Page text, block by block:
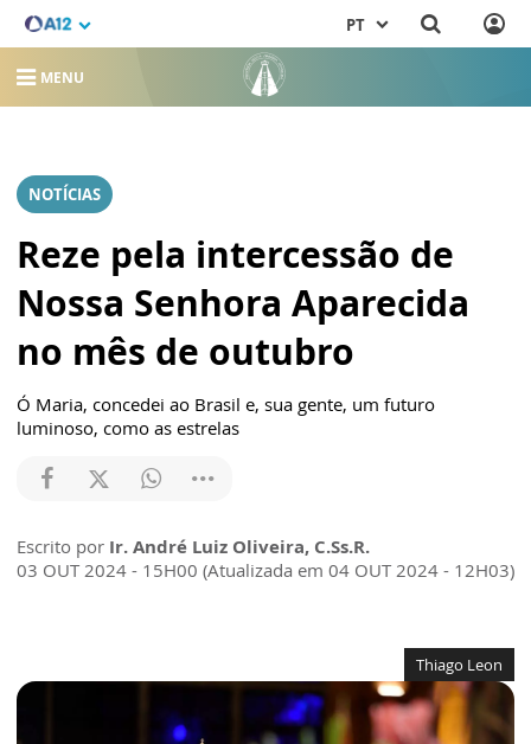
PT
MENU
NOTÍCIAS
Reze pela intercessão de
Nossa Senhora Aparecida
no mês de outubro
Ó Maria, concedei ao Brasil e, sua gente, um futuro
luminoso, como as estrelas
Escrito por Ir. André Luiz Oliveira, C.Ss.R.
03 OUT 2024 - 15H00 (Atualizada em 04 OUT 2024 - 12H03)
Thiago Leon